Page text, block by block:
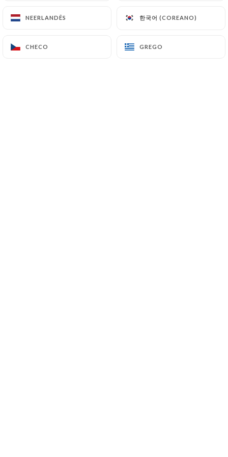
MENU PT
NEERLANDÊS 한국어 (COREANO)
CHECO GREGO
NEERLANDÊS 한국어 (COREANO)
CHECO GREGO